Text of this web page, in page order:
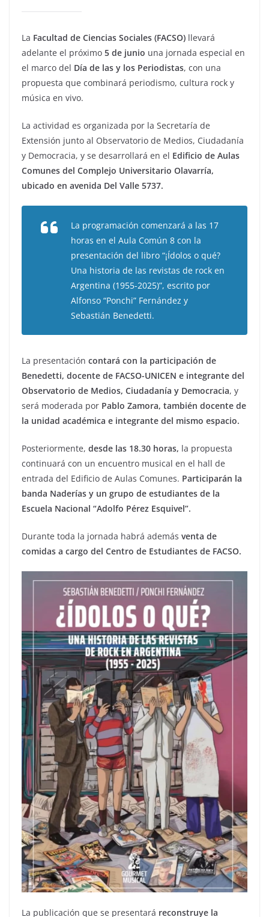
La Facultad de Ciencias Sociales (FACSO) llevará
adelante el próximo 5 de junio una jornada especial en
el marco del Día de las y los Periodistas, con una
propuesta que combinará periodismo, cultura rock y
música en vivo.
La actividad es organizada por la Secretaría de
Extensión junto al Observatorio de Medios, Ciudadanía
y Democracia, y se desarrollará en el Edificio de Aulas
Comunes del Complejo Universitario Olavarría,
ubicado en avenida Del Valle 5737.
La programación comenzará a las 17
horas en el Aula Común 8 con la
presentación del libro “¡Ídolos o qué?
Una historia de las revistas de rock en
Argentina (1955-2025)”, escrito por
Alfonso “Ponchi” Fernández y
Sebastián Benedetti.
La presentación contará con la participación de
Benedetti, docente de FACSO-UNICEN e integrante del
Observatorio de Medios, Ciudadanía y Democracia, y
será moderada por Pablo Zamora, también docente de
la unidad académica e integrante del mismo espacio.
Posteriormente, desde las 18.30 horas, la propuesta
continuará con un encuentro musical en el hall de
entrada del Edificio de Aulas Comunes. Participarán la
banda Naderías y un grupo de estudiantes de la
Escuela Nacional “Adolfo Pérez Esquivel”.
Durante toda la jornada habrá además venta de
comidas a cargo del Centro de Estudiantes de FACSO.
La publicación que se presentará reconstruye la